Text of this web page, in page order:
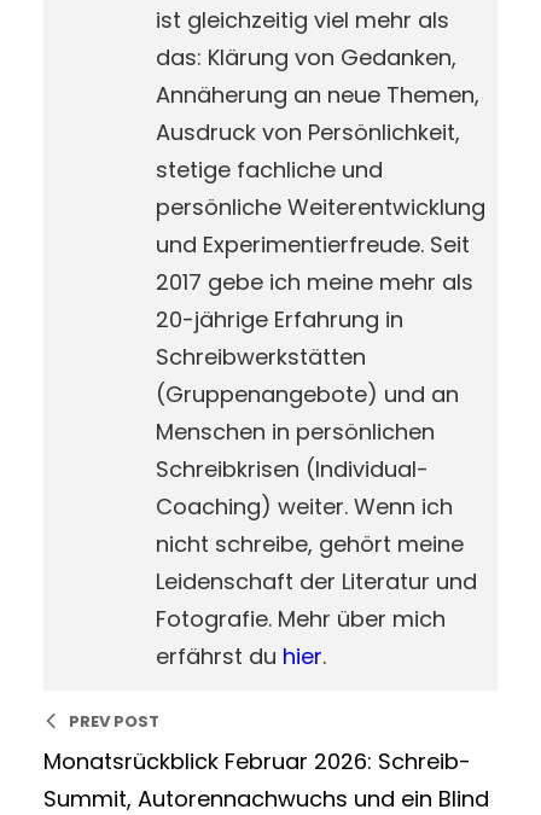
ist gleichzeitig viel mehr als
das: Klärung von Gedanken,
Annäherung an neue Themen,
Ausdruck von Persönlichkeit,
stetige fachliche und
persönliche Weiterentwicklung
und Experimentierfreude. Seit
2017 gebe ich meine mehr als
20-jährige Erfahrung in
Schreibwerkstätten
(Gruppenangebote) und an
Menschen in persönlichen
Schreibkrisen (Individual-
Coaching) weiter. Wenn ich
nicht schreibe, gehört meine
Leidenschaft der Literatur und
Fotografie. Mehr über mich
erfährst du hier.
PREV POST
Monatsrückblick Februar 2026: Schreib-
Summit, Autorennachwuchs und ein Blind